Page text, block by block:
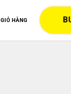
GIỎ HÀNG